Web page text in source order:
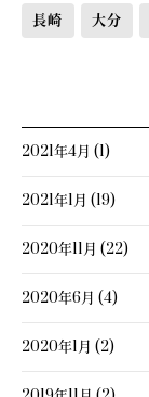
長崎 大分
2021年4月 (1)
2021年1月 (19)
2020年11月 (22)
2020年6月 (4)
2020年1月 (2)